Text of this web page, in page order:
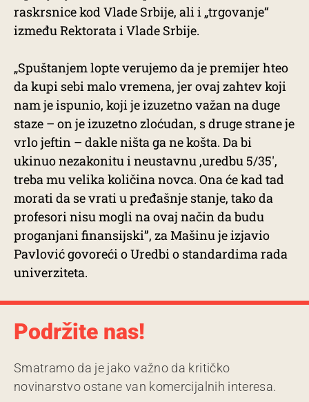
raskrsnice kod Vlade Srbije, ali i „trgovanje“
između Rektorata i Vlade Srbije.
„Spuštanjem lopte verujemo da je premijer hteo
da kupi sebi malo vremena, jer ovaj zahtev koji
nam je ispunio, koji je izuzetno važan na duge
staze – on je izuzetno zloćudan, s druge strane je
vrlo jeftin – dakle ništa ga ne košta. Da bi
ukinuo nezakonitu i neustavnu ,uredbu 5/35′,
treba mu velika količina novca. Ona će kad tad
morati da se vrati u pređašnje stanje, tako da
profesori nisu mogli na ovaj način da budu
proganjani finansijski”, za Mašinu je izjavio
Pavlović govoreći o Uredbi o standardima rada
univerziteta.
Podržite nas!
Smatramo da je jako važno da kritičko
novinarstvo ostane van komercijalnih interesa.